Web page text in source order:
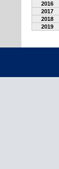
2016
2017
2018
2019